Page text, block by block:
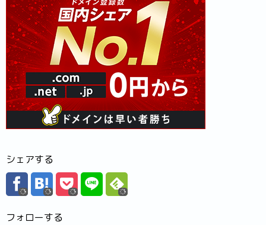
シェアする
フォローする